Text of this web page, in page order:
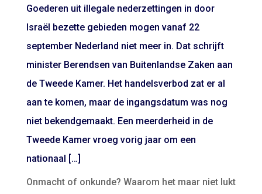
Goederen uit illegale nederzettingen in door
Israël bezette gebieden mogen vanaf 22
september Nederland niet meer in. Dat schrijft
minister Berendsen van Buitenlandse Zaken aan
de Tweede Kamer. Het handelsverbod zat er al
aan te komen, maar de ingangsdatum was nog
niet bekendgemaakt. Een meerderheid in de
Tweede Kamer vroeg vorig jaar om een
nationaal […]
Onmacht of onkunde? Waarom het maar niet lukt